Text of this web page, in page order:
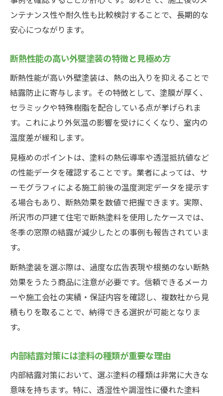
ンテナンス性や耐久性も比較検討することで、長期的な
安心につながります。
断熱性能の高い外壁塗装の特徴と見極め方
断熱性能が高い外壁塗装は、熱の出入りを抑えることで
結露防止に寄与します。その特徴として、塗膜が厚く、
セラミックや特殊樹脂を配合している点が挙げられま
す。これにより外気温の影響を受けにくくなり、室内の
温度差が緩和します。
見極めのポイントは、塗料の熱伝導率や透湿抵抗値など
の性能データを確認することです。業者によっては、サ
ーモグラフィによる施工前後の温度測定データを提示す
る場合もあり、断熱効果を数値で把握できます。実際、
所沢市の戸建て住宅で断熱塗料を使用したケースでは、
冬季の窓際の結露が減少したとの事例も報告されていま
す。
断熱塗装を選ぶ際は、過度な広告表現や根拠のない断熱
効果をうたう商品に注意が必要です。信頼できるメーカ
ーや施工会社の実績・保証内容を確認し、複数社から見
積もりを取ることで、納得できる選択が可能となりま
す。
内部結露対策には塗料の種類が重要な理由
内部結露対策において、選ぶ塗料の種類は非常に大きな
意味を持ちます。特に、透湿性や調湿性に優れた塗料